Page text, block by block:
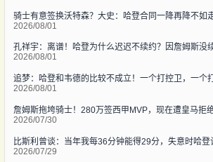
骑士有意签换沃特森？大史：哈登合同一降再降不如
2026/08/01
孔祥宇：离谱！哈登为什么迟迟不续约？因詹姆斯没
2026/08/01
追梦：哈登和韦德的比较不成立！一个打控卫，一个
2026/08/01
詹姆斯拖垮骑士！280万签西甲MVP，现在遭皇马拒
2026/07/30
比斯利曾谈：当年我每36分钟能得29分，失意时哈登
2026/07/29